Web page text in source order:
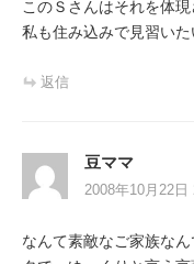
このＳさんはそれを体現
私も住み込みで見習いた
返信
豆ママ
2008年10月22日
なんて素敵なご家族な